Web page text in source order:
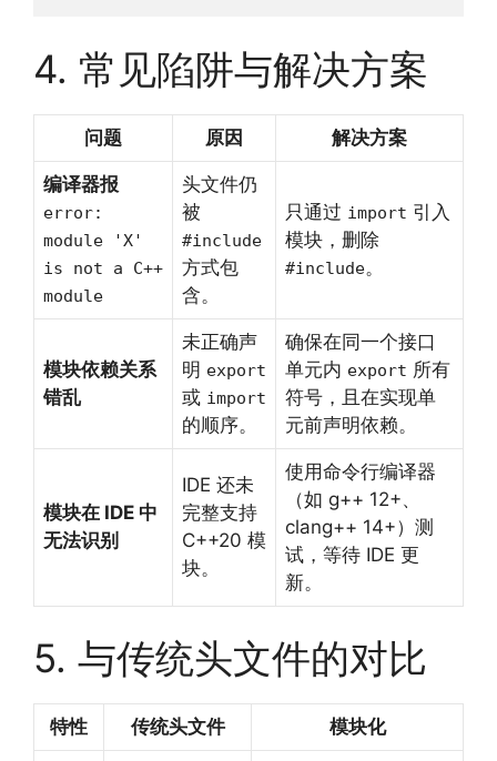
4. 常见陷阱与解决方案
问题 原因 解决方案
编译器报
error:
module 'X'
is not a C++
module
头文件仍
被
#include
方式包
含。
只通过 import 引入
模块，删除
#include。
模块依赖关系
错乱
未正确声
明 export
或 import
的顺序。
确保在同一个接口
单元内 export 所有
符号，且在实现单
元前声明依赖。
模块在 IDE 中
无法识别
IDE 还未
完整支持
C++20 模
块。
使用命令行编译器
（如 g++ 12+、
clang++ 14+）测
试，等待 IDE 更
新。
5. 与传统头文件的对比
特性 传统头文件 模块化